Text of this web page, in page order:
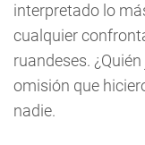
interpretado lo
cualquier
ruandeses.
omisión que
nadie.